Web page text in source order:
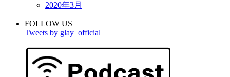
2020年3月
FOLLOW US
Tweets by glay_official